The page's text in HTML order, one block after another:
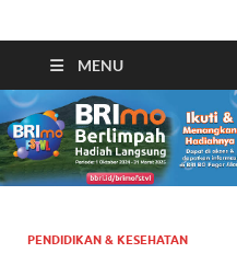
MENU
PENDIDIKAN & KESEHATAN